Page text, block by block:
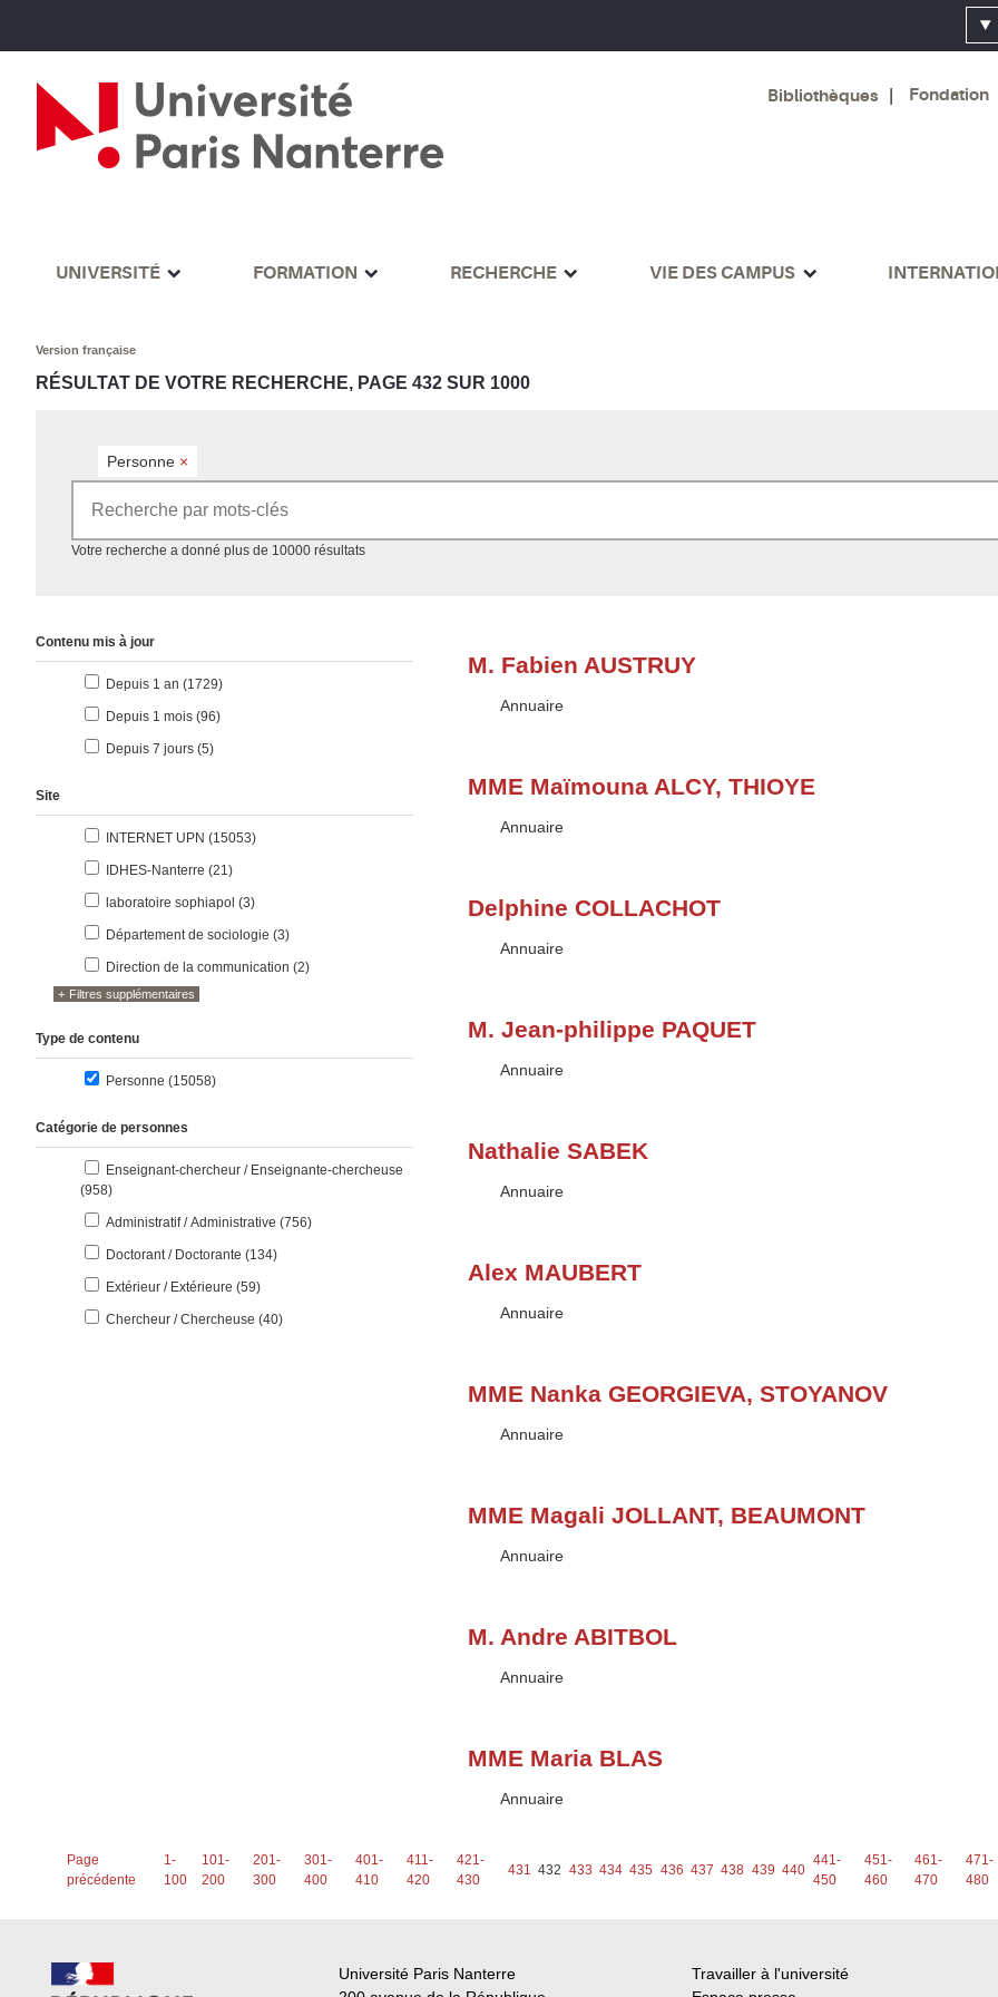
Bibliothèques Fondation
UNIVERSITÉ FORMATION RECHERCHE VIE DES CAMPUS
Version française
RÉSULTAT DE VOTRE RECHERCHE, PAGE 432 SUR 1000
Personne ×
Votre recherche a donné plus de 10000 résultatsAccéder aux résultats
Contenu mis à jour
Depuis 1 an (1729résultats
)
Depuis 1 mois (96résultats
)
Depuis 7 jours (5résultats
)
Site
INTERNET UPN (15053résultats
)
IDHES-Nanterre (21résultats
)
laboratoire sophiapol (3résultats
)
Département de sociologie (3résultats
)
Direction de la communication (2résultats
)
Filtres supplémentaires
Type de contenu
Personne (15058résultats
)
Catégorie de personnes
Enseignant-chercheur / Enseignante-chercheuse
(958résultats
)
Administratif / Administrative (756résultats
)
Doctorant / Doctorante (134résultats
)
Extérieur / Extérieure (59résultats
)
Chercheur / Chercheuse (40résultats
)
M. Fabien AUSTRUY
Type :
Annuaire
MME Maïmouna ALCY, THIOYE
Type :
Annuaire
Delphine COLLACHOT
Type :
Annuaire
M. Jean-philippe PAQUET
Type :
Annuaire
Nathalie SABEK
Type :
Annuaire
Alex MAUBERT
Type :
Annuaire
MME Nanka GEORGIEVA, STOYANOV
Type :
Annuaire
MME Magali JOLLANT, BEAUMONT
Type :
Annuaire
M. Andre ABITBOL
Type :
Annuaire
MME Maria BLAS
Type :
Annuaire
Page
précédente
1-
100
101-
200
201-
300
301-
400
401-
410
411-
420
421-
430
431 432 433 434 435 436 437 438 439 440
441-
450
451-
460
461-
470
471-
480
Université Paris Nanterre
Travailler à l'université